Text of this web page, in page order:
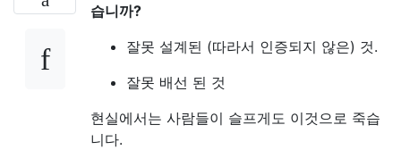
습니까?
잘못 설계된 (따라서 인증되지 않은) 것.
잘못 배선 된 것
현실에서는 사람들이 슬프게도 이것으로 죽습
니다.